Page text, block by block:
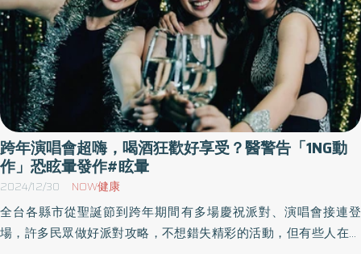
跨年演唱會超嗨，喝酒狂歡好享受？醫警告「1NG動
作」恐眩暈發作#眩暈
2024/12/30 NOW健康
全台各縣市從聖誕節到跨年期間有多場慶祝派對、演唱會接連登
場，許多民眾做好派對攻略，不想錯失精彩的活動，但有些人在活